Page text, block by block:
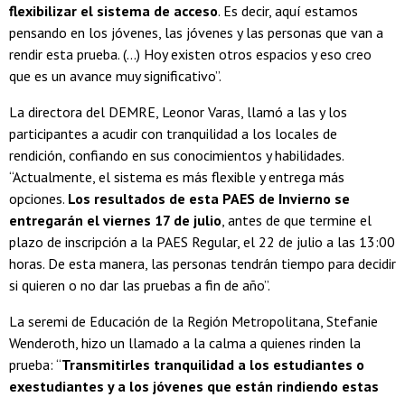
flexibilizar el sistema de acceso. Es decir, aquí estamos
pensando en los jóvenes, las jóvenes y las personas que van a
rendir esta prueba. (...) Hoy existen otros espacios y eso creo
que es un avance muy significativo”.
La directora del DEMRE, Leonor Varas, llamó a las y los
participantes a acudir con tranquilidad a los locales de
rendición, confiando en sus conocimientos y habilidades.
“Actualmente, el sistema es más flexible y entrega más
opciones. Los resultados de esta PAES de Invierno se
entregarán el viernes 17 de julio, antes de que termine el
plazo de inscripción a la PAES Regular, el 22 de julio a las 13:00
horas. De esta manera, las personas tendrán tiempo para decidir
si quieren o no dar las pruebas a fin de año”.
La seremi de Educación de la Región Metropolitana, Stefanie
Wenderoth, hizo un llamado a la calma a quienes rinden la
prueba: “Transmitirles tranquilidad a los estudiantes o
exestudiantes y a los jóvenes que están rindiendo estas